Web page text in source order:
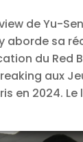
de Yu-
aborde sa
du Red
aux
en 2024. Le